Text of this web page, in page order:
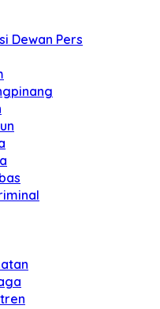
Dewan Pers